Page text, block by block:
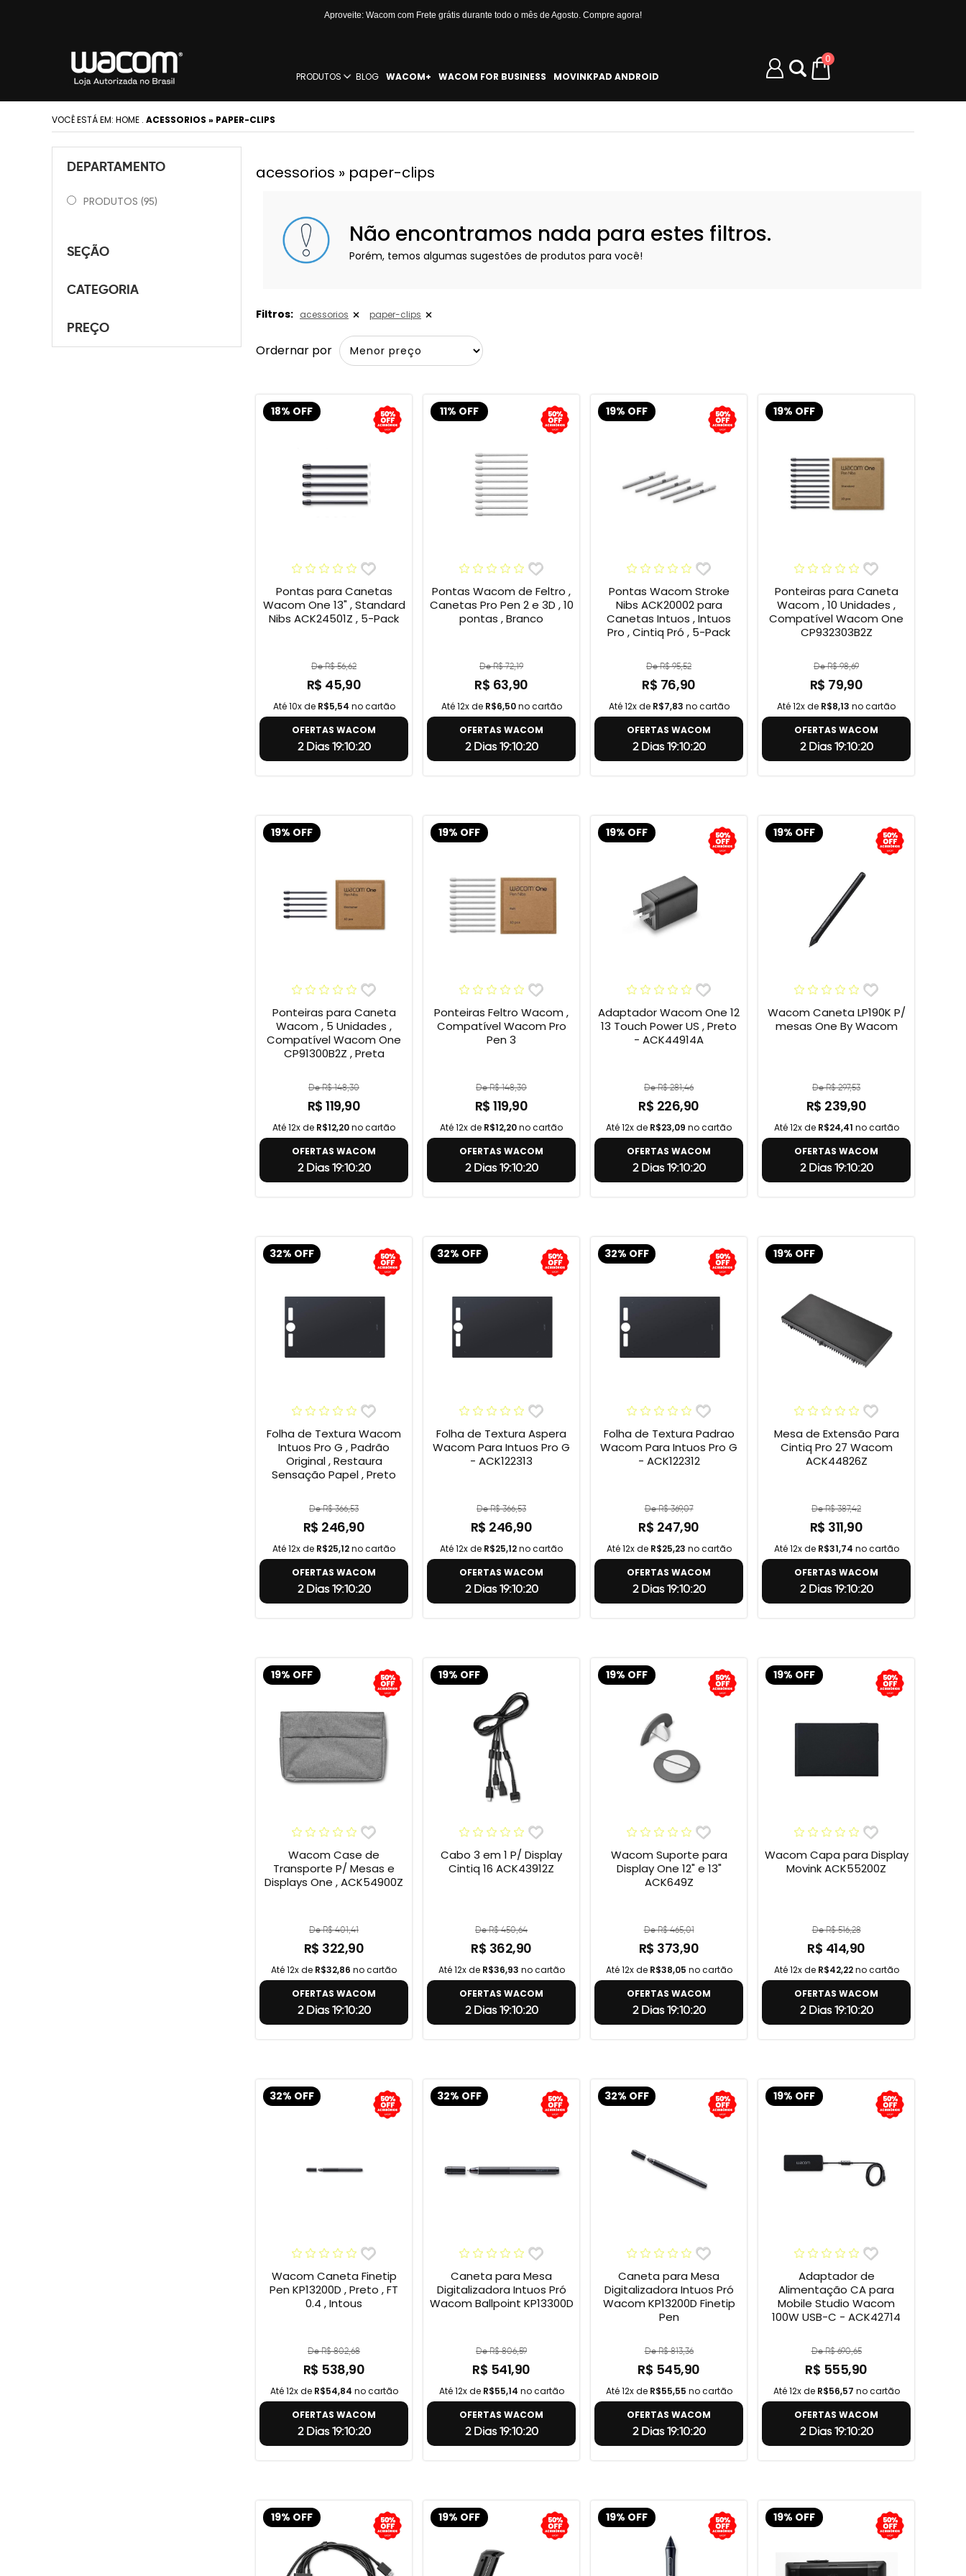
Aproveite: Wacom com Frete grátis durante todo o mês de Agosto. Compre agora!
PRODUTOS BLOG WACOM+ WACOM FOR BUSINESS MOVINKPAD ANDROID
0
VOCÊ ESTÁ EM: HOME . ACESSORIOS » PAPER-CLIPS
DEPARTAMENTO
PRODUTOS (95)
SEÇÃO
CATEGORIA
PREÇO
acessorios » paper-clips
Não encontramos nada para estes filtros.
Porém, temos algumas sugestões de produtos para você!
Filtros: acessorios paper-clips
Ordernar por
18% OFF
Pontas para Canetas
Wacom One 13" , Standard
Nibs ACK24501Z , 5-Pack
De R$ 56,62
R$ 45,90
Até 10x de R$5,54 no cartão
OFERTAS WACOM
2 Dias 19:10:19
11% OFF
Pontas Wacom de Feltro ,
Canetas Pro Pen 2 e 3D , 10
pontas , Branco
De R$ 72,19
R$ 63,90
Até 12x de R$6,50no cartão
OFERTAS WACOM
2 Dias 19:10:19
19% OFF
Pontas Wacom Stroke
Nibs ACK20002 para
Canetas Intuos , Intuos
Pro , Cintiq Pró , 5-Pack
De R$ 95,52
R$ 76,90
Até 12x de R$7,83 no cartão
OFERTAS WACOM
2 Dias 19:10:19
19% OFF
Ponteiras para Caneta
Wacom , 10 Unidades ,
Compatível Wacom One
CP932303B2Z
De R$ 98,69
R$ 79,90
Até 12x de R$8,13 no cartão
OFERTAS WACOM
2 Dias 19:10:19
19% OFF
Ponteiras para Caneta
Wacom , 5 Unidades ,
Compatível Wacom One
CP91300B2Z , Preta
De R$ 148,30
R$ 119,90
Até 12x de R$12,20no cartão
OFERTAS WACOM
2 Dias 19:10:19
19% OFF
Ponteiras Feltro Wacom ,
Compatível Wacom Pro
Pen 3
De R$ 148,30
R$ 119,90
Até 12x de R$12,20no cartão
OFERTAS WACOM
2 Dias 19:10:19
19% OFF
Adaptador Wacom One 12
13 Touch Power US , Preto
- ACK44914A
De R$ 281,46
R$ 226,90
Até 12x de R$23,09 no cartão
OFERTAS WACOM
2 Dias 19:10:19
19% OFF
Wacom Caneta LP190K P/
mesas One By Wacom
De R$ 297,53
R$ 239,90
Até 12x de R$24,41 no cartão
OFERTAS WACOM
2 Dias 19:10:19
32% OFF
Folha de Textura Wacom
Intuos Pro G , Padrão
Original , Restaura
Sensação Papel , Preto
De R$ 366,53
R$ 246,90
Até 12x de R$25,12no cartão
OFERTAS WACOM
2 Dias 19:10:19
32% OFF
Folha de Textura Aspera
Wacom Para Intuos Pro G
- ACK122313
De R$ 366,53
R$ 246,90
Até 12x de R$25,12no cartão
OFERTAS WACOM
2 Dias 19:10:19
32% OFF
Folha de Textura Padrao
Wacom Para Intuos Pro G
- ACK122312
De R$ 369,07
R$ 247,90
Até 12x de R$25,23 no cartão
OFERTAS WACOM
2 Dias 19:10:19
19% OFF
Mesa de Extensão Para
Cintiq Pro 27 Wacom
ACK44826Z
De R$ 387,42
R$ 311,90
Até 12x de R$31,74 no cartão
OFERTAS WACOM
2 Dias 19:10:19
19% OFF
Wacom Case de
Transporte P/ Mesas e
Displays One , ACK54900Z
De R$ 401,41
R$ 322,90
Até 12x de R$32,86 no cartão
OFERTAS WACOM
2 Dias 19:10:19
19% OFF
Cabo 3 em 1 P/ Display
Cintiq 16 ACK43912Z
De R$ 450,64
R$ 362,90
Até 12x de R$36,93 no cartão
OFERTAS WACOM
2 Dias 19:10:19
19% OFF
Wacom Suporte para
Display One 12" e 13"
ACK649Z
De R$ 465,01
R$ 373,90
Até 12x de R$38,05 no cartão
OFERTAS WACOM
2 Dias 19:10:19
19% OFF
Wacom Capa para Display
Movink ACK55200Z
De R$ 516,28
R$ 414,90
Até 12x de R$42,22no cartão
OFERTAS WACOM
2 Dias 19:10:19
32% OFF
Wacom Caneta Finetip
Pen KP13200D , Preto , FT
0.4 , Intous
De R$ 802,68
R$ 538,90
Até 12x de R$54,84 no cartão
OFERTAS WACOM
2 Dias 19:10:19
32% OFF
Caneta para Mesa
Digitalizadora Intuos Pró
Wacom Ballpoint KP13300D
De R$ 806,59
R$ 541,90
Até 12x de R$55,14 no cartão
OFERTAS WACOM
2 Dias 19:10:19
32% OFF
Caneta para Mesa
Digitalizadora Intuos Pró
Wacom KP13200D Finetip
Pen
De R$ 813,36
R$ 545,90
Até 12x de R$55,55 no cartão
OFERTAS WACOM
2 Dias 19:10:19
19% OFF
Adaptador de
Alimentação CA para
Mobile Studio Wacom
100W USB-C - ACK42714
De R$ 690,65
R$ 555,90
Até 12x de R$56,57 no cartão
OFERTAS WACOM
2 Dias 19:10:19
19% OFF 19% OFF 19% OFF 19% OFF